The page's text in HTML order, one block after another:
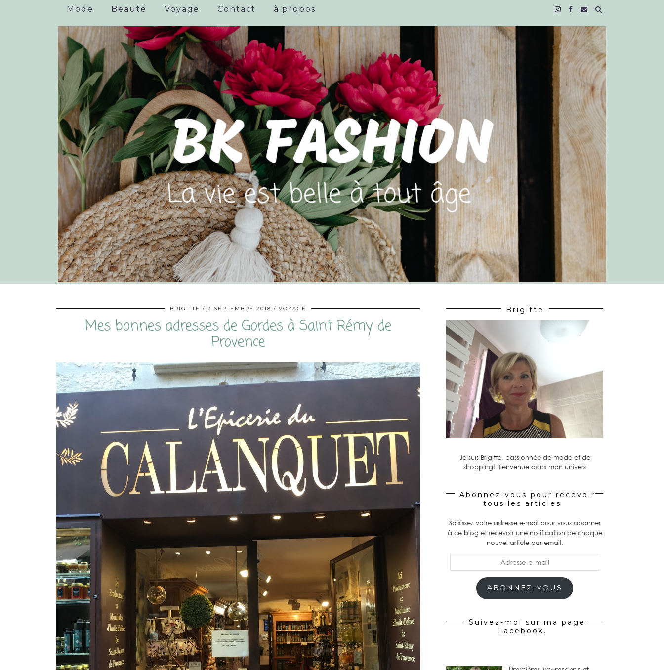
Mode Beauté Voyage Contact à propos
BRIGITTE 2 SEPTEMBRE 2018 VOYAGE
Mes bonnes adresses de Gordes à Saint Rémy de
Provence
Brigitte
Je suis Brigitte, passionnée de mode et de
shopping! Bienvenue dans mon univers
Abonnez-vous pour recevoir
tous les articles
Saisissez votre adresse e-mail pour vous abonner
à ce blog et recevoir une notification de chaque
nouvel article par email.
ABONNEZ-VOUS
Suivez-moi sur ma page
Facebook.